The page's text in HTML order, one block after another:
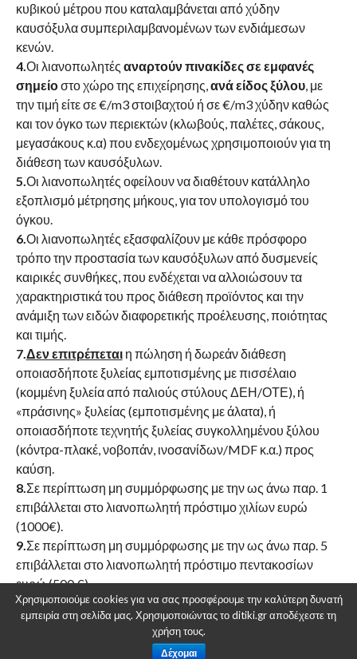
κυβικού μέτρου που καταλαμβάνεται από χύδην
καυσόξυλα συμπεριλαμβανομένων των ενδιάμεσων
κενών.
4.Οι λιανοπωλητές αναρτούν πινακίδες σε εμφανές
σημείοστο χώρο της επιχείρησης,ανά είδος ξύλου, με
την τιμή είτε σε €/m3 στοιβαχτού ή σε €/m3 χύδην καθώς
και τον όγκο των περιεκτών (κλωβούς, παλέτες, σάκους,
μεγασάκους κ.α) που ενδεχομένως χρησιμοποιούν για τη
διάθεση των καυσόξυλων.
5.Οι λιανοπωλητές οφείλουν να διαθέτουν κατάλληλο
εξοπλισμό μέτρησης μήκους, για τον υπολογισμό του
όγκου.
6.Οι λιανοπωλητές εξασφαλίζουν με κάθε πρόσφορο
τρόπο την προστασία των καυσόξυλων από δυσμενείς
καιρικές συνθήκες, που ενδέχεται να αλλοιώσουν τα
χαρακτηριστικά του προς διάθεση προϊόντος και την
ανάμιξη των ειδών διαφορετικής προέλευσης, ποιότητας
και τιμής.
7.Δεν επιτρέπεταιη πώληση ή δωρεάν διάθεση
οποιασδήποτε ξυλείας εμποτισμένης με πισσέλαιο
(κομμένη ξυλεία από παλιούς στύλους ΔΕΗ/ΟΤΕ), ή
«πράσινης» ξυλείας (εμποτισμένης με άλατα), ή
οποιασδήποτε τεχνητής ξυλείας συγκολλημένου ξύλου
(κόντρα-πλακέ, νοβοπάν, ινοσανίδων/MDF κ.α.) προς
καύση.
8.Σε περίπτωση μη συμμόρφωσης με την ως άνω παρ. 1
επιβάλλεται στο λιανοπωλητή πρόστιμο χιλίων ευρώ
(1000€).
9.Σε περίπτωση μη συμμόρφωσης με την ως άνω παρ. 5
επιβάλλεται στο λιανοπωλητή πρόστιμο πεντακοσίων
ευρώ (500 €).
10.Σε περίπτωση μη συμμόρφωσης με την ως άνω παρ. 7
επιβάλλεται στο λιανοπωλητή πρόστιμο πέντε χιλιάδων
Χρησιμοποιούμε cookies για να σας προσφέρουμε την καλύτερη δυνατή
εμπειρία στη σελίδα μας. Χρησιμοποιώντας το ditiki.gr αποδέχεστε τη
χρήση τους.
Δέχομαι